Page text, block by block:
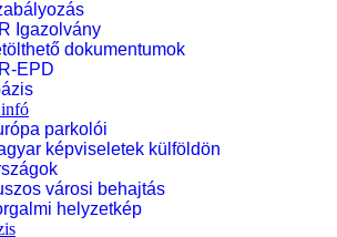
Igazolvány
dokumentumok
EPD
parkolói
képviseletek külföldön
városi behajtás
helyzetkép